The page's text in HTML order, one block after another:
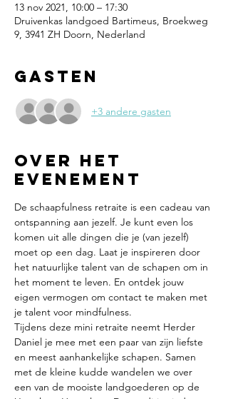
13 nov 2021, 10:00 – 17:30
Druivenkas landgoed Bartimeus, Broekweg
9, 3941 ZH Doorn, Nederland
Gasten
+3 andere gasten
Over het
evenement
De schaapfulness retraite is een cadeau van
ontspanning aan jezelf. Je kunt even los
komen uit alle dingen die je (van jezelf)
moet op een dag. Laat je inspireren door
het natuurlijke talent van de schapen om in
het moment te leven. En ontdek jouw
eigen vermogen om contact te maken met
je talent voor mindfulness.
Tijdens deze mini retraite neemt Herder
Daniel je mee met een paar van zijn liefste
en meest aanhankelijke schapen. Samen
met de kleine kudde wandelen we over
een van de mooiste landgoederen op de